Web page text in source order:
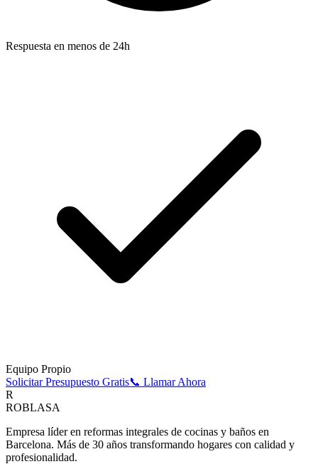
Respuesta en menos de 24h
Equipo Propio
Solicitar Presupuesto Gratis📞 Llamar Ahora
R
ROBLASA
Empresa líder en reformas integrales de cocinas y baños en
Barcelona. Más de 30 años transformando hogares con calidad y
profesionalidad.